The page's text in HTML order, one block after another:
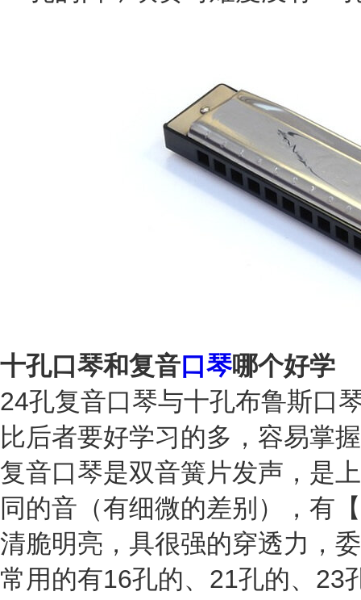
十孔口琴和复音口琴哪个好学
24孔复音口琴与十孔布鲁斯口
比后者要好学习的多，容易掌
复音口琴是双音簧片发声，是
同的音（有细微的差别），有
清脆明亮，具很强的穿透力，
常用的有16孔的、21孔的、23